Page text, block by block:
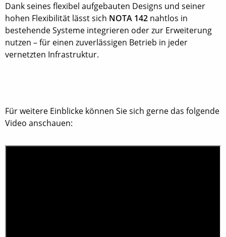
Dank seines flexibel aufgebauten Designs und seiner
hohen Flexibilität lässt sich NOTA 142 nahtlos in
bestehende Systeme integrieren oder zur Erweiterung
nutzen – für einen zuverlässigen Betrieb in jeder
vernetzten Infrastruktur.
Für weitere Einblicke können Sie sich gerne das folgende
Video anschauen: